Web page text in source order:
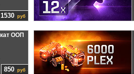
1530 руб
850 руб
ООП